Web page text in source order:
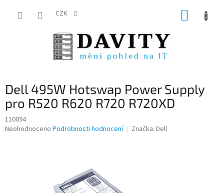
CZK
Dell 495W Hotswap Power Supply
pro R520 R620 R720 R720XD
110094
Průměrné
Neohodnoceno Podrobnosti hodnocení Značka: Dell